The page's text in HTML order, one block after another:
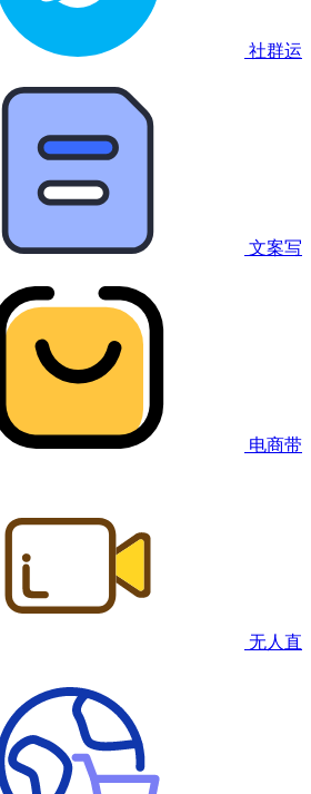
社群运
文案写
电商带
无人直